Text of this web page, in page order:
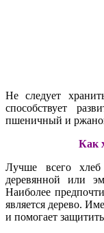
Не следует
способствует
пшеничный и
Как
Лучше всего
деревянной или
Наиболее
является дерево.
и помогает